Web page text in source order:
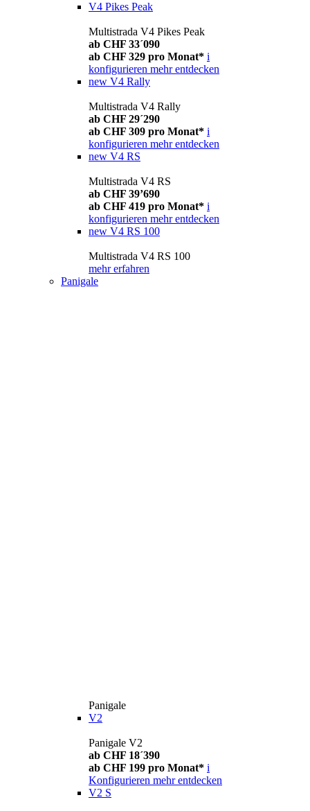
V4 Pikes Peak
Multistrada V4 Pikes Peak
ab CHF 33´090
ab CHF 329 pro Monat* i
konfigurieren mehr entdecken
new V4 Rally
Multistrada V4 Rally
ab CHF 29´290
ab CHF 309 pro Monat* i
konfigurieren mehr entdecken
new V4 RS
Multistrada V4 RS
ab CHF 39’690
ab CHF 419 pro Monat* i
konfigurieren mehr entdecken
new V4 RS 100
Multistrada V4 RS 100
mehr erfahren
Panigale
Panigale
V2
Panigale V2
ab CHF 18´390
ab CHF 199 pro Monat* i
Konfigurieren mehr entdecken
V2 S